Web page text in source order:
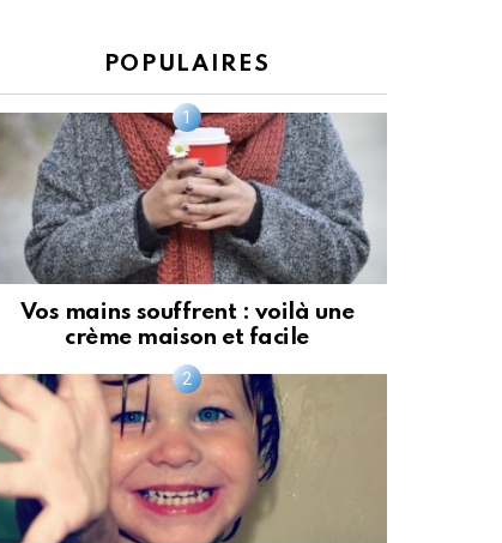
POPULAIRES
Vos mains souffrent : voilà une
crème maison et facile